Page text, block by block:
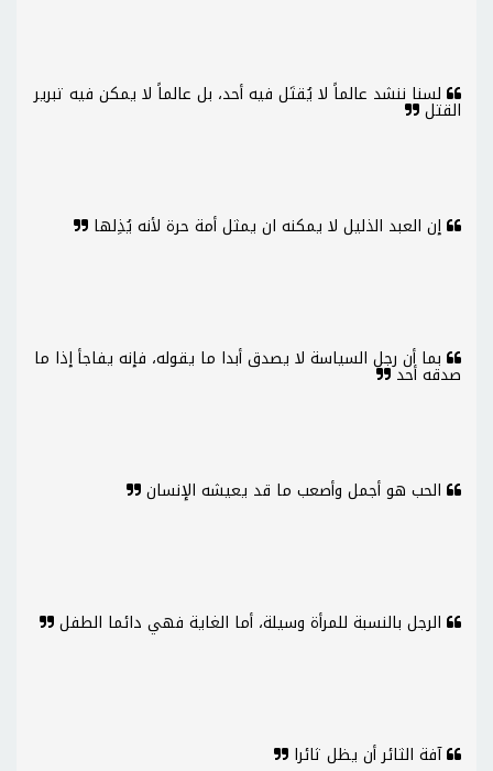
لسنا ننشد عالماً لا يُقتَل فيه أحد، بل عالماً لا يمكن فيه تبرير
القتل
إن العبد الذليل لا يمكنه ان يمثل أمة حرة لأنه يُذِلها
بما أن رجل السياسة لا يصدق أبدا ما يقوله، فإنه يفاجأ إذا ما
صدقه أحد
الحب هو أجمل وأصعب ما قد يعيشه الإنسان
الرجل بالنسبة للمرأة وسيلة، أما الغاية فهي دائما الطفل
آفة الثائر أن يظل ثائرا